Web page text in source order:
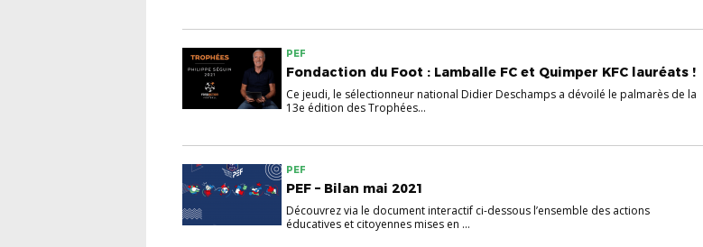
PEF
Fondaction du Foot : Lamballe FC et Quimper KFC lauréats !
Ce jeudi, le sélectionneur national Didier Deschamps a dévoilé le palmarès de la
13e édition des Trophées...
PEF
PEF – Bilan mai 2021
Découvrez via le document interactif ci-dessous l’ensemble des actions
éducatives et citoyennes mises en ...